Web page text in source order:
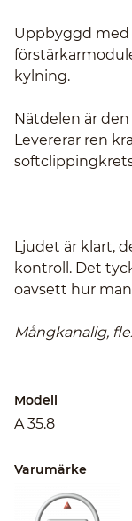
Uppbyggd med
kylning.
Nätdelen är
Levererar ren
Ljudet är klart,
kontroll. Det
oavsett hur
Mångkanalig,
Modell
A 35.8
Varumärke